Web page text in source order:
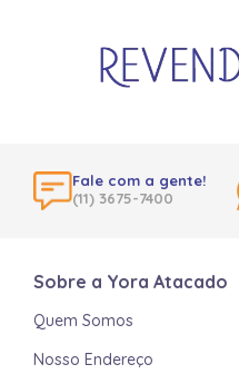
Fale com a gente!
(11) 3675-7400
Sobre a Yora Atacado
Quem Somos
Nosso Endereço